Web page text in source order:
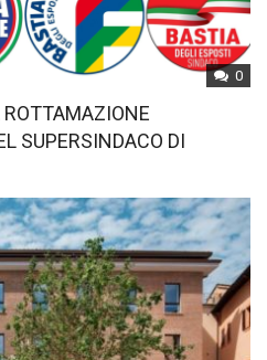
0
ROTTAMAZIONE
SUPERSINDACO DI